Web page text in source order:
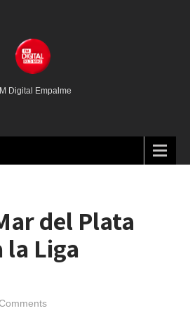
Digital Empalme
del Plata
la Liga